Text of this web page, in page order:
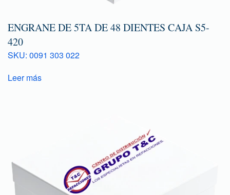
ENGRANE DE 5TA DE 48 DIENTES CAJA S5-
420
SKU: 0091 303 022
Leer más